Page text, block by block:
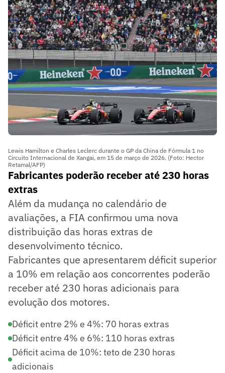
Lewis Hamilton e Charles Leclerc durante o GP da China de Fórmula 1 no
Circuito Internacional de Xangai, em 15 de março de 2026. (Foto: Hector
Retamal/AFP)
Fabricantes poderão receber até 230 horas
extras
Além da mudança no calendário de
avaliações, a FIA confirmou uma nova
distribuição das horas extras de
desenvolvimento técnico.
Fabricantes que apresentarem déficit superior
a 10% em relação aos concorrentes poderão
receber até 230 horas adicionais para
evolução dos motores.
Déficit entre 2% e 4%: 70 horas extras
Déficit entre 4% e 6%: 110 horas extras
Déficit acima de 10%: teto de 230 horas
adicionais